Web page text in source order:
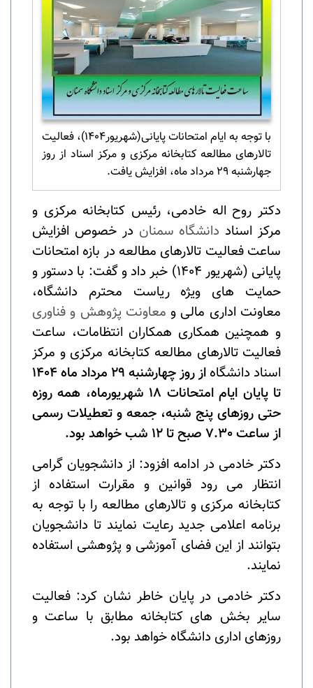
با توجه به ایام امتحانات پایانی(شهریور1404)، فعالیت
تالارهای مطالعه کتابخانه مرکزی و مرکز اسناد از روز
جهارشنبه 29 مرداد ماه، افزایش یافت.
دکتر روح اله خادمی، رئیس کتابخانه مرکزی و
مرکز اسناد دانشگاه سمنان در خصوص افزایش
ساعت فعالیت تالارهای مطالعه در بازه امتحانات
پایانی (شهریور 1404) خبر داد و گفت: با دستور و
حمایت های ویژه ریاست محترم دانشگاه،
معاونت اداری مالی و معاونت پژوهش و فناوری
و همچنین همکاری همکاران انتظامات، ساعت
فعالیت تالارهای مطالعه کتابخانه مرکزی و مرکز
اسناد دانشگاه
از روز چهارشنبه 29 مرداد ماه 1404
تا پایان ایام امتحانات 18 شهریورماه، همه روزه
حتی روزهای پنج شنبه، جمعه و تعطیلات رسمی
از ساعت 7.30 صبح تا 12 شب خواهد بود.
دکتر خادمی در ادامه افزود: از دانشجویان گرامی
انتظار می رود قوانین و مقرارت استفاده از
کتابخانه مرکزی و تالارهای مطالعه را با توجه به
برنامه اعلامی جدید رعایت نمایند تا دانشجویان
بتوانند از این فضای آموزشی و پژوهشی استفاده
نمایند.
دکتر خادمی در پایان خاطر نشان کرد: فعالیت
سایر بخش های کتابخانه مطابق با ساعت و
روزها‌ی اداری دانشگاه خواهد بود.